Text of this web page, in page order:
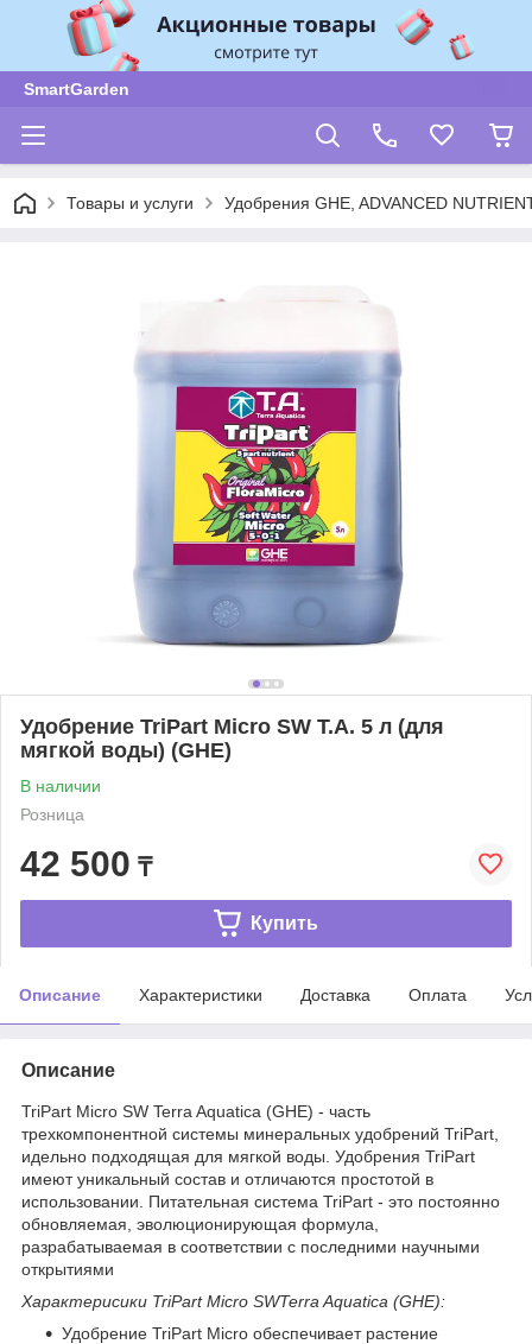
SmartGarden
Товары и услуги Удобрения GHE, ADVANCED
Удобрение TriPart Micro SW T.A. 5 л (для
мягкой воды) (GHE)
В наличии
Розница
42 500 ₸
Купить
Описание Характеристики Доставка Оплата
Описание
TriPart Micro SW Terra Aquatica (GHE) - часть
трехкомпонентной системы минеральных удобрений TriPart,
идельно подходящая для мягкой воды. Удобрения TriPart
имеют уникальный состав и отличаются простотой в
использовании. Питательная система TriPart - это постоянно
обновляемая, эволюционирующая формула,
разрабатываемая в соответствии с последними научными
открытиями
Характерисики TriPart Micro SWTerra Aquatica (GHE):
Удобрение TriPart Micro обеспечивает растение